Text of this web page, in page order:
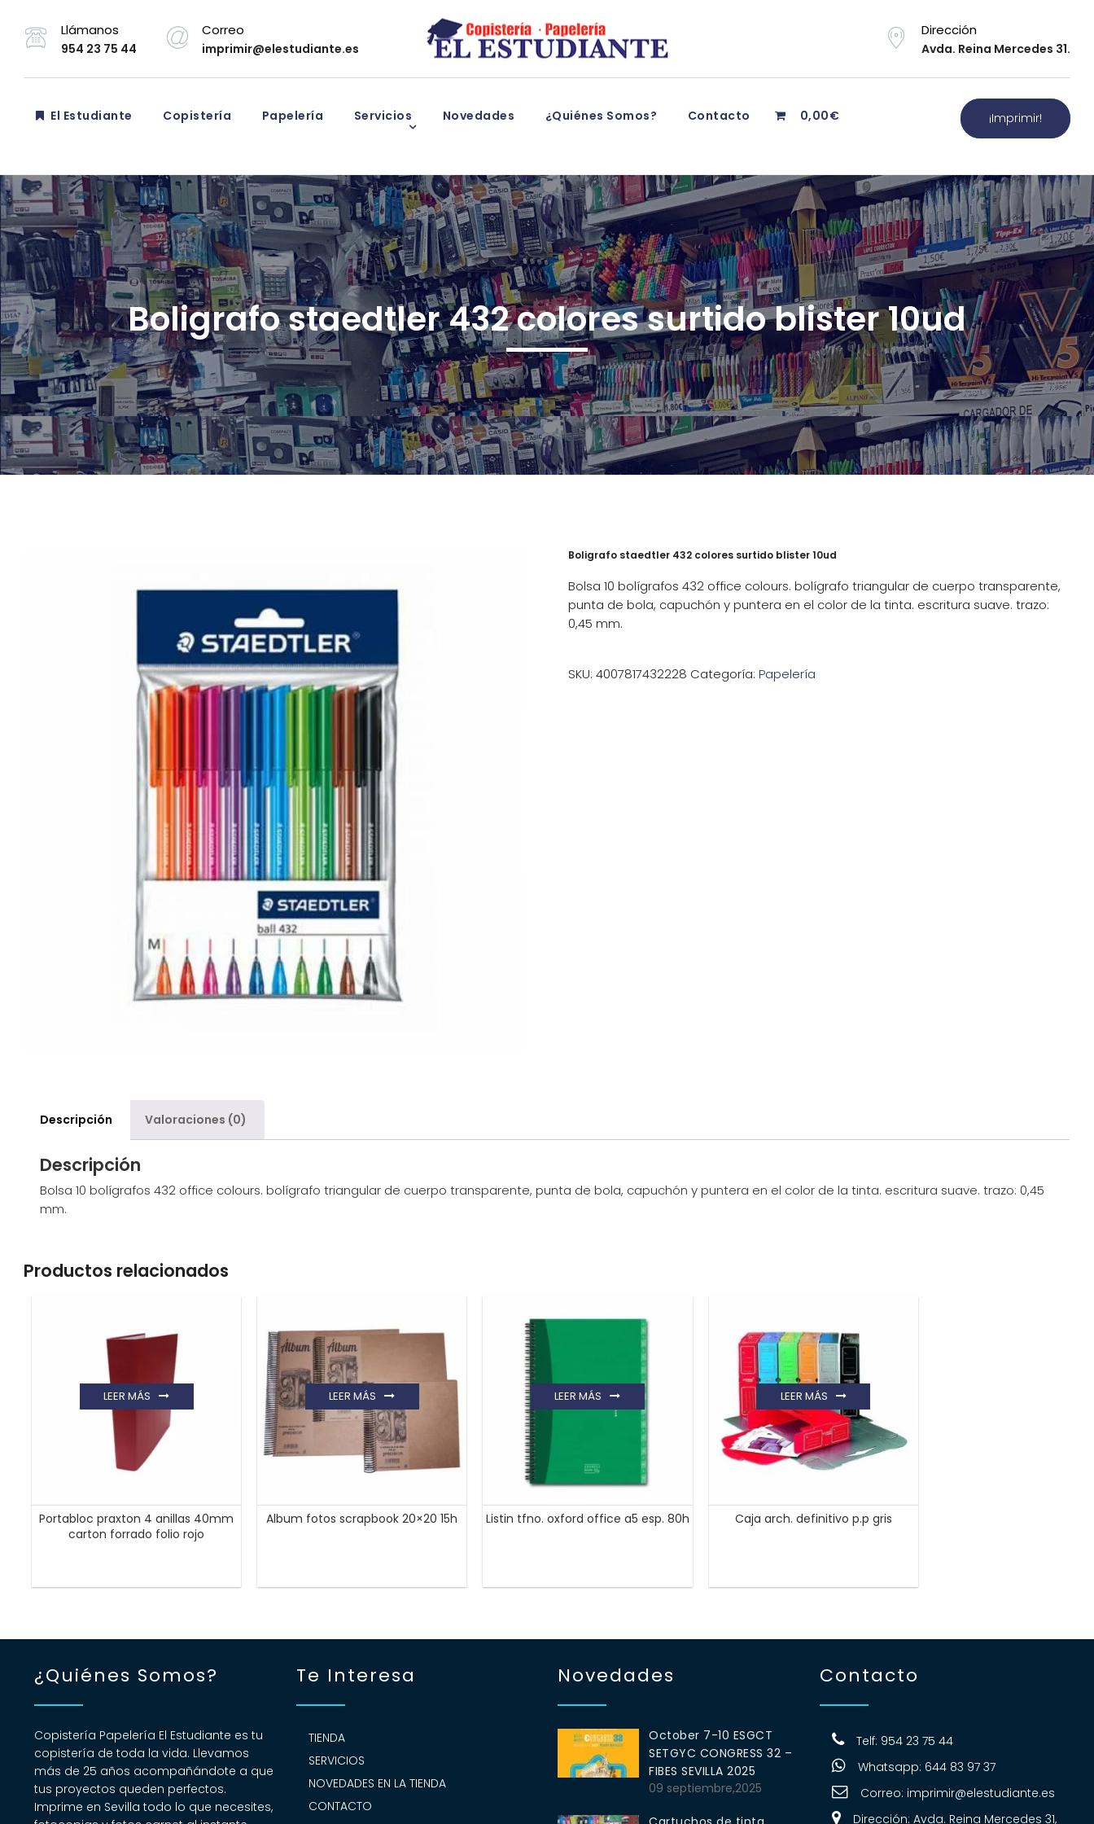
Llámanos
954 23 75 44
Correo
imprimir@elestudiante.es
Dirección
Avda. Reina Mercedes 31.
El Estudiante Copistería Papelería Servicios Novedades ¿Quiénes Somos? Contacto 0,00€ ¡Imprimir!
Boligrafo staedtler 432 colores surtido blister 10ud
Boligrafo staedtler 432 colores surtido blister 10ud
Bolsa 10 bolígrafos 432 office colours. bolígrafo triangular de cuerpo transparente,
punta de bola, capuchón y puntera en el color de la tinta. escritura suave. trazo:
0,45 mm.
SKU: 4007817432228 Categoría: Papelería
Descripción Valoraciones (0)
Descripción
Bolsa 10 bolígrafos 432 office colours. bolígrafo triangular de cuerpo transparente, punta de bola, capuchón y puntera en el color de la tinta. escritura suave. trazo: 0,45
mm.
Productos relacionados
Portabloc praxton 4 anillas 40mm
carton forrado folio rojo
LEER MÁS
Album fotos scrapbook 20×20 15h
LEER MÁS
Listin tfno. oxford office a5 esp. 80h
LEER MÁS
Caja arch. definitivo p.p gris
LEER MÁS
¿Quiénes Somos?
Copistería Papelería El Estudiante es tu
copistería de toda la vida. Llevamos
más de 25 años acompañándote a que
tus proyectos queden perfectos.
Imprime en Sevilla todo lo que necesites,
Te Interesa
TIENDA
SERVICIOS
NOVEDADES EN LA TIENDA
CONTACTO
Novedades
October 7-10 ESGCT
SETGYC CONGRESS 32 –
FIBES SEVILLA 2025
09 septiembre,2025
Contacto
Telf: 954 23 75 44
Whatsapp: 644 83 97 37
Correo: imprimir@elestudiante.es
Dirección: Avda. Reina Mercedes 31,